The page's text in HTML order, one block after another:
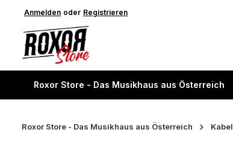
Zur Hauptnavigation springen
Anmelden oder Registrieren
Roxor Store - Das Musikhaus aus Österreich
Roxor Store - Das Musikhaus aus Österreich Kabel